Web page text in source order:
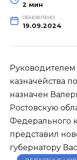
2 мин
ОБНОВЛЕНО
19.09.2024
казначейства
назначен
Ростовскую
Федерального
представил
губернатору